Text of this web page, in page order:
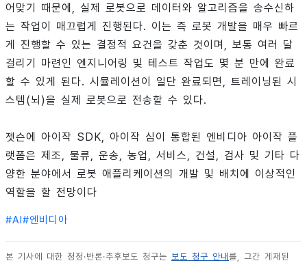
어맞기 때문에, 실제 로봇으로 데이터와 알고리즘을 송수신하
는 작업이 매끄럽게 진행된다. 이는 즉 로봇 개발을 매우 빠르
게 진행할 수 있는 결정적 요건을 갖춘 것이며, 보통 여러 달
걸리기 마련인 엔지니어링 및 테스트 작업도 몇 분 만에 완료
할 수 있게 된다. 시뮬레이션이 일단 완료되면, 트레이닝된 시
스템(뇌)을 실제 로봇으로 전송할 수 있다.
젯슨에 아이작 SDK, 아이작 심이 통합된 엔비디아 아이작 플
랫폼은 제조, 물류, 운송, 농업, 서비스, 건설, 검사 및 기타 다
양한 분야에서 로봇 애플리케이션의 개발 및 배치에 이상적인
역할을 할 전망이다
#AI#엔비디아
본 기사에 대한 정정·반론·추후보도 청구는 보도 청구 안내 를, 그간 게재된